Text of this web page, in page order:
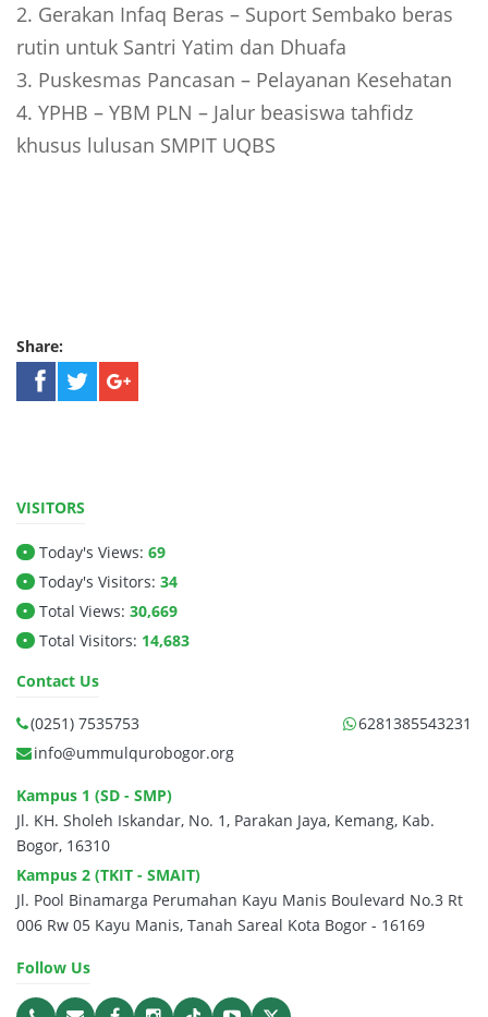
2. Gerakan Infaq Beras – Suport Sembako beras
rutin untuk Santri Yatim dan Dhuafa
3. Puskesmas Pancasan – Pelayanan Kesehatan
4. YPHB – YBM PLN – Jalur beasiswa tahfidz
khusus lulusan SMPIT UQBS
Share:
VISITORS
• Today's Views: 69
• Today's Visitors: 34
• Total Views: 30,669
• Total Visitors: 14,683
Contact Us
(0251) 7535753
6281385543231
info@ummulqurobogor.org
Kampus 1 (SD - SMP)
Jl. KH. Sholeh Iskandar, No. 1, Parakan Jaya, Kemang, Kab.
Bogor, 16310
Kampus 2 (TKIT - SMAIT)
Jl. Pool Binamarga Perumahan Kayu Manis Boulevard No.3 Rt
006 Rw 05 Kayu Manis, Tanah Sareal Kota Bogor - 16169
Follow Us